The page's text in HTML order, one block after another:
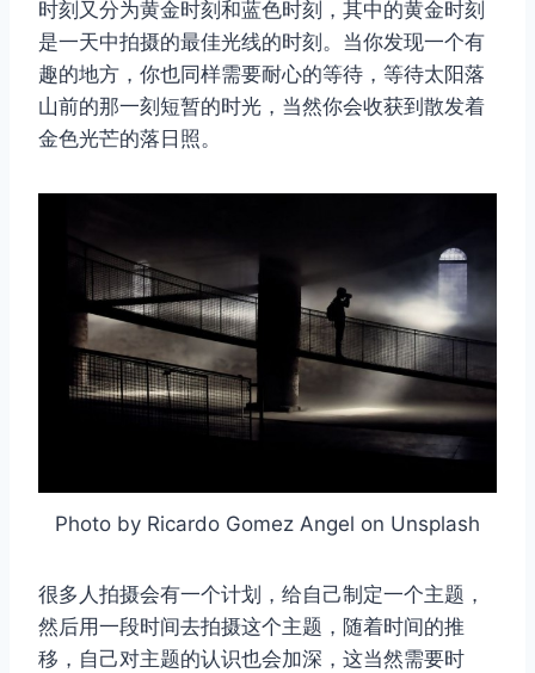
时刻又分为黄金时刻和蓝色时刻，其中的黄金时刻
是一天中拍摄的最佳光线的时刻。当你发现一个有
趣的地方，你也同样需要耐心的等待，等待太阳落
山前的那一刻短暂的时光，当然你会收获到散发着
金色光芒的落日照。
Photo by Ricardo Gomez Angel on Unsplash
很多人拍摄会有一个计划，给自己制定一个主题，
然后用一段时间去拍摄这个主题，随着时间的推
移，自己对主题的认识也会加深，这当然需要时
取消 搜索